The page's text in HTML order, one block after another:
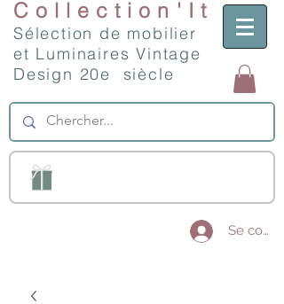
Collection'It
Sélection de mobilier
et Luminaires Vintage
Design 20e siècle
Se